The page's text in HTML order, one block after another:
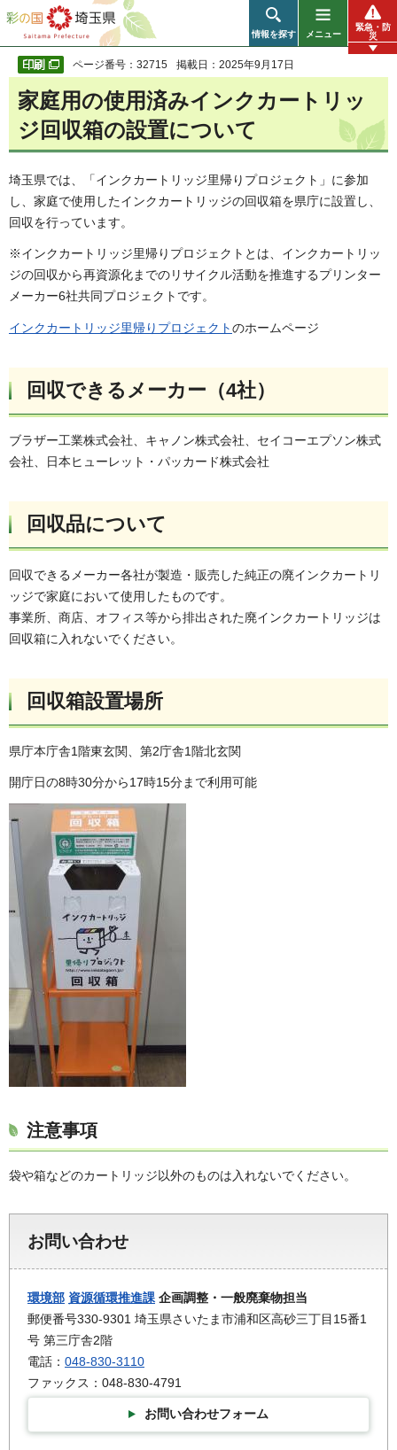
彩の国 埼玉県
情報を探す メニュー
緊急・防
災
ページ番号：32715 掲載日：2025年9月17日
家庭用の使用済みインクカートリッ
ジ回収箱の設置について
埼玉県では、「インクカートリッジ里帰りプロジェクト」に参加
し、家庭で使用したインクカートリッジの回収箱を県庁に設置し、
回収を行っています。
※インクカートリッジ里帰りプロジェクトとは、インクカートリッ
ジの回収から再資源化までのリサイクル活動を推進するプリンター
メーカー6社共同プロジェクトです。
インクカートリッジ里帰りプロジェクトのホームページ
回収できるメーカー（4社）
ブラザー工業株式会社、キャノン株式会社、セイコーエプソン株式
会社、日本ヒューレット・パッカード株式会社
回収品について
回収できるメーカー各社が製造・販売した純正の廃インクカートリ
ッジで家庭において使用したものです。
事業所、商店、オフィス等から排出された廃インクカートリッジは
回収箱に入れないでください。
回収箱設置場所
県庁本庁舎1階東玄関、第2庁舎1階北玄関
開庁日の8時30分から17時15分まで利用可能
注意事項
袋や箱などのカートリッジ以外のものは入れないでください。
お問い合わせ
環境部 資源循環推進課 企画調整・一般廃棄物担当
郵便番号330-9301 埼玉県さいたま市浦和区高砂三丁目15番1
号 第三庁舎2階
電話： 048-830-3110
ファックス：048-830-4791
お問い合わせフォーム